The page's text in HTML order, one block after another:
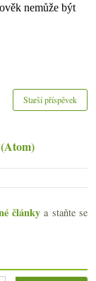
Starší příspěvek
články a staňte se